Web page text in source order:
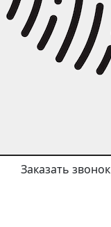
Заказать звонок